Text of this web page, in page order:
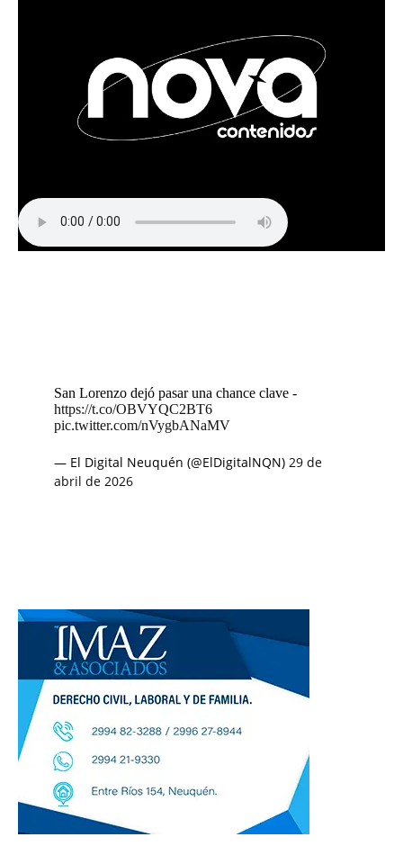
San Lorenzo dejó pasar una chance clave -
https://t.co/OBVYQC2BT6
pic.twitter.com/nVygbANaMV
— El Digital Neuquén (@ElDigitalNQN) 29 de
abril de 2026